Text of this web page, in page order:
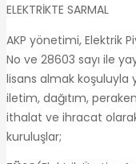
ELEKTRİKTE SARMAL
AKP yönetimi, Elektrik
No ve 28603 sayı ile
lisans almak
iletim, dağıtım,
ithalat ve ihracat
kuruluşlar;